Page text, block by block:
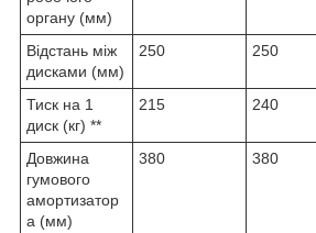
органу (мм)
Відстань між
дисками (мм)
250 250
Тиск на 1
диск (кг) **
215 240
Довжина
гумового
амортизатор
а (мм)
380 380